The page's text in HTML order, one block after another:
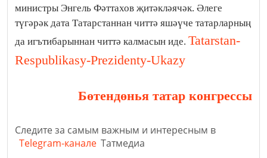
министры Энгель Фәттахов җитәкләячәк. Әлеге
түгәрәк дата Татарстаннан читтә яшәүче татарларның
да игътибарыннан читтә калмасын иде. Tatarstan-
Respublikasy-Prezidenty-Ukazy
Бөтендөнья татар конгрессы
Следите за самым важным и интересным в
Telegram-канале Татмедиа